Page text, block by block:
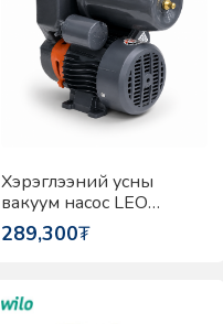
Хэрэглээний усны
вакуум насос LEO
LKSm350AU
289,300₮